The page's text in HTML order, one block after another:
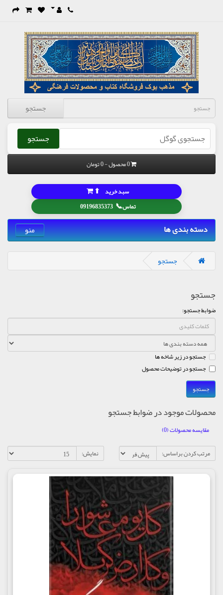
جستجو
جستجو
0 محصول - 0 تومان
تماس📞
09196835373
سبد خرید ⬆
دسته بندی ها منو
جستجو
جستجو
ضوابط جستجو:
جستجو در زیر شاخه ها
جستجو در توضیحات محصول
محصولات موجود در ضوابط جستجو
مقایسه محصولات (0)
مرتب کردن براساس:
نمایش: